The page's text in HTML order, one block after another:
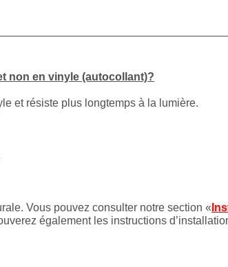
non en vinyle (autocollant)?
et résiste plus longtemps à la lumière.
Vous pouvez consulter notre section «
également les instructions